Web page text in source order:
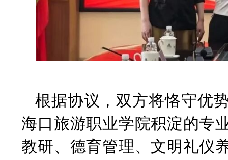
根据协议，双方将恪守优
海口旅游职业学院积淀的专
教研、德育管理、文明礼仪